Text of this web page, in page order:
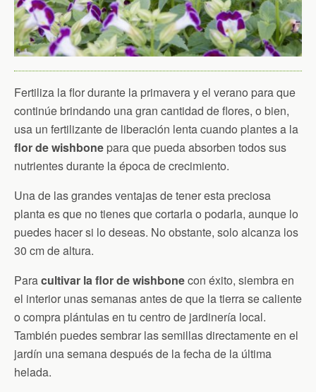
Fertiliza la flor durante la primavera y el verano para que
continúe brindando una gran cantidad de flores, o bien,
usa un fertilizante de liberación lenta cuando plantes a la
flor de wishbone para que pueda absorben todos sus
nutrientes durante la época de crecimiento.
Una de las grandes ventajas de tener esta preciosa
planta es que no tienes que cortarla o podarla, aunque lo
puedes hacer si lo deseas. No obstante, solo alcanza los
30 cm de altura.
Paracultivar la flor de wishbonecon éxito, siembra en
el interior unas semanas antes de que la tierra se caliente
o compra plántulas en tu centro de jardinería local.
También puedes sembrar las semillas directamente en el
jardín una semana después de la fecha de la última
helada.